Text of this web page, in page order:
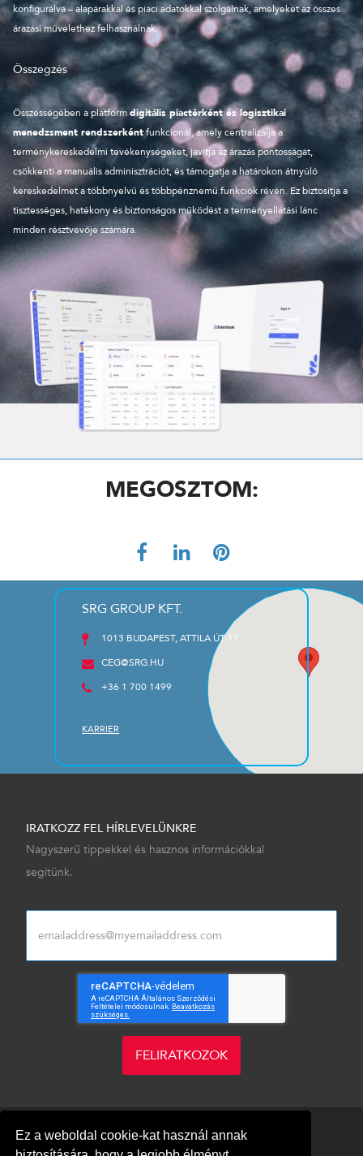
Ez a weboldal cookie-kat használ annak
konfigurálva – alapárakkal és piaci adatokkal szolgálnak, amelyeket az összes
árazási művelethez felhasználnak.
Összegzés
Összességében a platformdigitális piactérként és logisztikai
menedzsment rendszerkéntfunkcionál, amely centralizálja a
terménykereskedelmi tevékenységeket, javítja az árazás pontosságát,
csökkenti a manuális adminisztrációt, és támogatja a határokon átnyúló
kereskedelmet a többnyelvű és többpénznemű funkciók révén. Ez biztosítja a
tisztességes, hatékony és biztonságos működést a terményellátási lánc
minden résztvevője számára.
MEGOSZTOM:
SRG GROUP KFT.
1013 BUDAPEST, ATTILA ÚT 17
CEG@SRG.HU
+36 1 700 1499
KARRIER
IRATKOZZ FEL HÍRLEVELÜNKRE
Nagyszerű tippekkel és hasznos információkkal
segítünk.
FELIRATKOZOK